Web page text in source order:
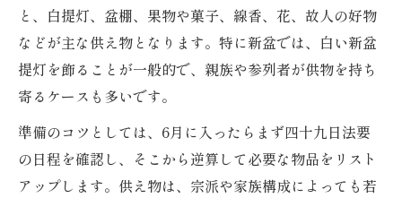
と、白提灯、盆棚、果物や菓子、線香、花、故人の好物
などが主な供え物となります。特に新盆では、白い新盆
提灯を飾ることが一般的で、親族や参列者が供物を持ち
寄るケースも多いです。
準備のコツとしては、6月に入ったらまず四十九日法要
の日程を確認し、そこから逆算して必要な物品をリスト
アップします。供え物は、宗派や家族構成によっても若